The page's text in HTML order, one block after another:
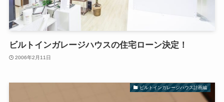
ビルトインガレージハウスの住宅ローン決定！
2006年2月11日
ビルトインガレージハウス計画編